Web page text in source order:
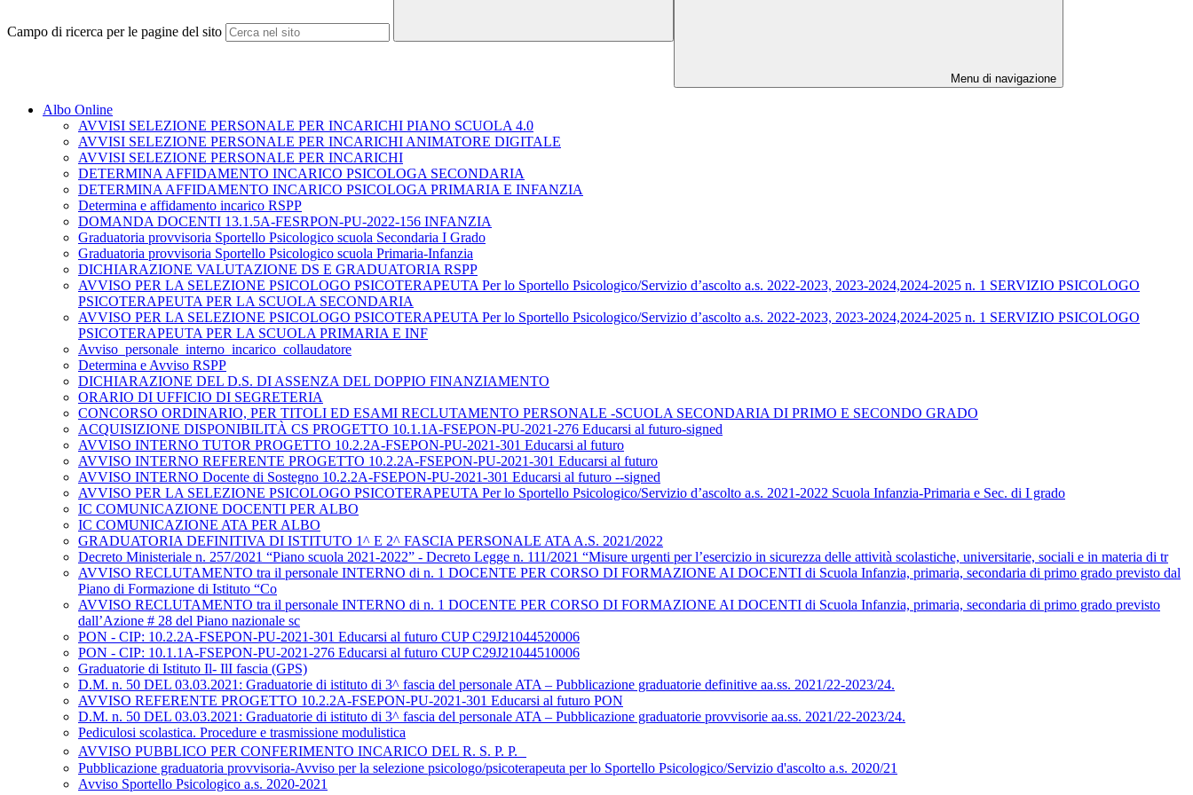
Campo di ricerca per le pagine del sito
Menu di navigazione
Albo Online
AVVISI SELEZIONE PERSONALE PER INCARICHI PIANO SCUOLA 4.0
AVVISI SELEZIONE PERSONALE PER INCARICHI ANIMATORE DIGITALE
AVVISI SELEZIONE PERSONALE PER INCARICHI
DETERMINA AFFIDAMENTO INCARICO PSICOLOGA SECONDARIA
DETERMINA AFFIDAMENTO INCARICO PSICOLOGA PRIMARIA E INFANZIA
Determina e affidamento incarico RSPP
DOMANDA DOCENTI 13.1.5A-FESRPON-PU-2022-156 INFANZIA
Graduatoria provvisoria Sportello Psicologico scuola Secondaria I Grado
Graduatoria provvisoria Sportello Psicologico scuola Primaria-Infanzia
DICHIARAZIONE VALUTAZIONE DS E GRADUATORIA RSPP
AVVISO PER LA SELEZIONE PSICOLOGO PSICOTERAPEUTA Per lo Sportello Psicologico/Servizio d’ascolto a.s. 2022-2023, 2023-2024,2024-2025 n. 1 SERVIZIO PSICOLOGO
PSICOTERAPEUTA PER LA SCUOLA SECONDARIA
AVVISO PER LA SELEZIONE PSICOLOGO PSICOTERAPEUTA Per lo Sportello Psicologico/Servizio d’ascolto a.s. 2022-2023, 2023-2024,2024-2025 n. 1 SERVIZIO PSICOLOGO
PSICOTERAPEUTA PER LA SCUOLA PRIMARIA E INF
Avviso_personale_interno_incarico_collaudatore
Determina e Avviso RSPP
DICHIARAZIONE DEL D.S. DI ASSENZA DEL DOPPIO FINANZIAMENTO
ORARIO DI UFFICIO DI SEGRETERIA
CONCORSO ORDINARIO, PER TITOLI ED ESAMI RECLUTAMENTO PERSONALE -SCUOLA SECONDARIA DI PRIMO E SECONDO GRADO
ACQUISIZIONE DISPONIBILITÀ CS PROGETTO 10.1.1A-FSEPON-PU-2021-276 Educarsi al futuro-signed
AVVISO INTERNO TUTOR PROGETTO 10.2.2A-FSEPON-PU-2021-301 Educarsi al futuro
AVVISO INTERNO REFERENTE PROGETTO 10.2.2A-FSEPON-PU-2021-301 Educarsi al futuro
AVVISO INTERNO Docente di Sostegno 10.2.2A-FSEPON-PU-2021-301 Educarsi al futuro --signed
AVVISO PER LA SELEZIONE PSICOLOGO PSICOTERAPEUTA Per lo Sportello Psicologico/Servizio d’ascolto a.s. 2021-2022 Scuola Infanzia-Primaria e Sec. di I grado
IC COMUNICAZIONE DOCENTI PER ALBO
IC COMUNICAZIONE ATA PER ALBO
GRADUATORIA DEFINITIVA DI ISTITUTO 1^ E 2^ FASCIA PERSONALE ATA A.S. 2021/2022
Decreto Ministeriale n. 257/2021 “Piano scuola 2021-2022” - Decreto Legge n. 111/2021 “Misure urgenti per l’esercizio in sicurezza delle attività scolastiche, universitarie, sociali e in materia di tr
AVVISO RECLUTAMENTO tra il personale INTERNO di n. 1 DOCENTE PER CORSO DI FORMAZIONE AI DOCENTI di Scuola Infanzia, primaria, secondaria di primo grado previsto dal
Piano di Formazione di Istituto “Co
AVVISO RECLUTAMENTO tra il personale INTERNO di n. 1 DOCENTE PER CORSO DI FORMAZIONE AI DOCENTI di Scuola Infanzia, primaria, secondaria di primo grado previsto
dall’Azione # 28 del Piano nazionale sc
PON - CIP: 10.2.2A-FSEPON-PU-2021-301 Educarsi al futuro CUP C29J21044520006
PON - CIP: 10.1.1A-FSEPON-PU-2021-276 Educarsi al futuro CUP C29J21044510006
Graduatorie di Istituto Il- IlI fascia (GPS)
D.M. n. 50 DEL 03.03.2021: Graduatorie di istituto di 3^ fascia del personale ATA – Pubblicazione graduatorie definitive aa.ss. 2021/22-2023/24.
AVVISO REFERENTE PROGETTO 10.2.2A-FSEPON-PU-2021-301 Educarsi al futuro PON
D.M. n. 50 DEL 03.03.2021: Graduatorie di istituto di 3^ fascia del personale ATA – Pubblicazione graduatorie provvisorie aa.ss. 2021/22-2023/24.
Pediculosi scolastica. Procedure e trasmissione modulistica
AVVISO PUBBLICO PER CONFERIMENTO INCARICO DEL R. S. P. P.
Pubblicazione graduatoria provvisoria-Avviso per la selezione psicologo/psicoterapeuta per lo Sportello Psicologico/Servizio d'ascolto a.s. 2020/21
Avviso Sportello Psicologico a.s. 2020-2021